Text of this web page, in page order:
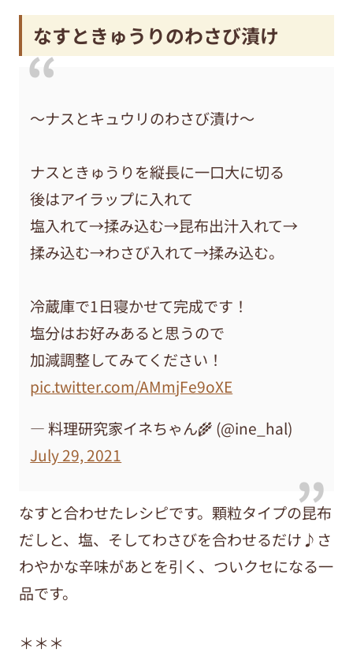
なすときゅうりのわさび漬け
〜ナスとキュウリのわさび漬け〜
ナスときゅうりを縦長に一口大に切る
後はアイラップに入れて
塩入れて→揉み込む→昆布出汁入れて→
揉み込む→わさび入れて→揉み込む。
冷蔵庫で1日寝かせて完成です！
塩分はお好みあると思うので
加減調整してみてください！
pic.twitter.com/AMmjFe9oXE
— 料理研究家イネちゃん🌾 (@ine_hal)
July 29, 2021
なすと合わせたレシピです。顆粒タイプの昆布
だしと、塩、そしてわさびを合わせるだけ♪さ
わやかな辛味があとを引く、ついクセになる一
品です。
＊＊＊